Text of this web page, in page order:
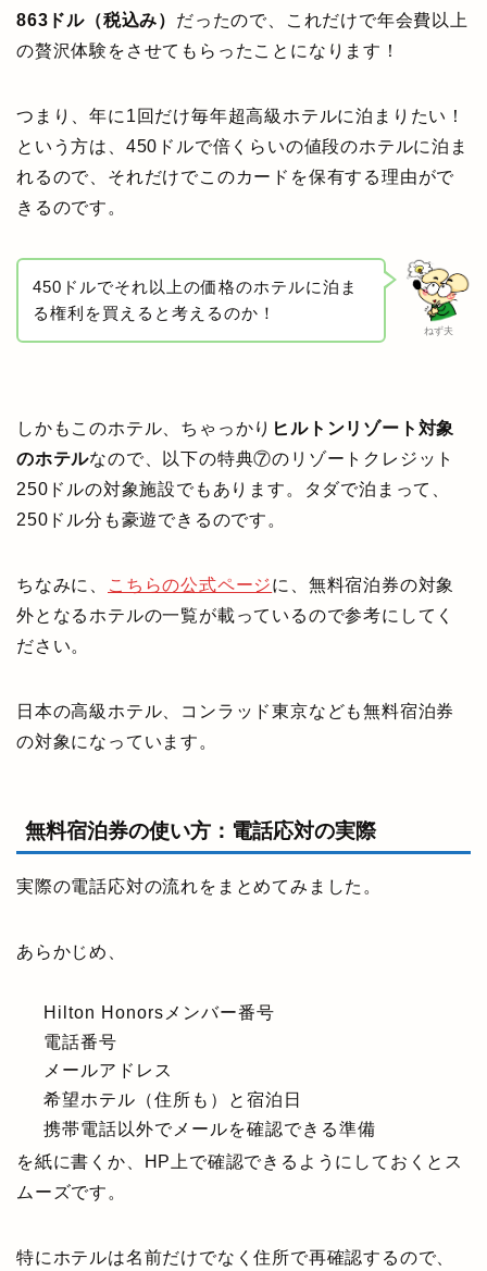
863ドル（税込み） だったので、これだけで年会費以上
の贅沢体験をさせてもらったことになります！
つまり、年に1回だけ毎年超高級ホテルに泊まりたい！
という方は、450ドルで倍くらいの値段のホテルに泊ま
れるので、それだけでこのカードを保有する理由がで
きるのです。
ねず夫
450ドルでそれ以上の価格のホテルに泊ま
る権利を買えると考えるのか！
しかもこのホテル、ちゃっかり ヒルトンリゾート対象
のホテルなので、以下の特典⑦のリゾートクレジット
250ドルの対象施設でもあります。タダで泊まって、
250ドル分も豪遊できるのです。
ちなみに、 こちらの公式ページに、無料宿泊券の対象
外となるホテルの一覧が載っているので参考にしてく
ださい。
日本の高級ホテル、コンラッド東京なども無料宿泊券
の対象になっています。
無料宿泊券の使い方：電話応対の実際
実際の電話応対の流れをまとめてみました。
あらかじめ、
Hilton Honorsメンバー番号
電話番号
メールアドレス
希望ホテル（住所も）と宿泊日
携帯電話以外でメールを確認できる準備
を紙に書くか、HP上で確認できるようにしておくとス
ムーズです。
特にホテルは名前だけでなく住所で再確認するので、